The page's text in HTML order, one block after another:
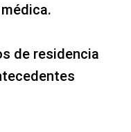
de residencia